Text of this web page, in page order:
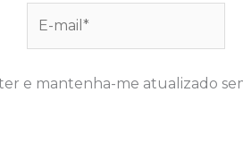
mail*
e mantenha-me atualizado